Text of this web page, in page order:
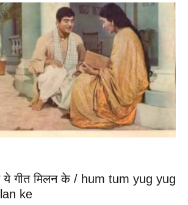
गीत मिलन के / hum tum yug yug
ke